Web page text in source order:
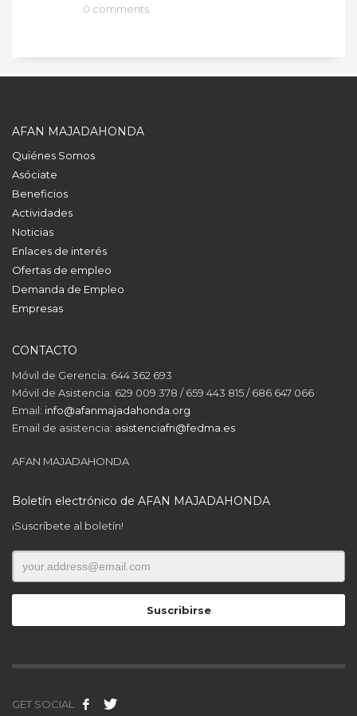
0 comments
AFAN MAJADAHONDA
Quiénes Somos
Asóciate
Beneficios
Actividades
Noticias
Enlaces de interés
Ofertas de empleo
Demanda de Empleo
Empresas
CONTACTO
Móvil de Gerencia: 644 362 693
Móvil de Asistencia: 629 009 378 / 659 443 815 / 686 647 066
Email: info@afanmajadahonda.org
Email de asistencia: asistenciafn@fedma.es
AFAN MAJADAHONDA
Boletín electrónico de AFAN MAJADAHONDA
¡Suscríbete al boletín!
GET SOCIAL